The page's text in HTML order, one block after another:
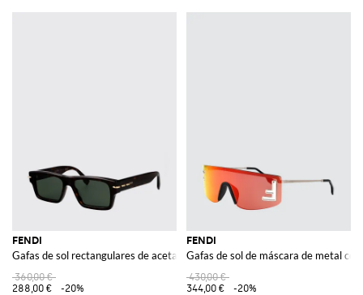
FENDI
Gafas de sol rectangulares de acetato con logo en contraste
360,00 €
288,00 €
-20%
FENDI
Gafas de sol de máscara de metal
430,00 €
344,00 €
-20%